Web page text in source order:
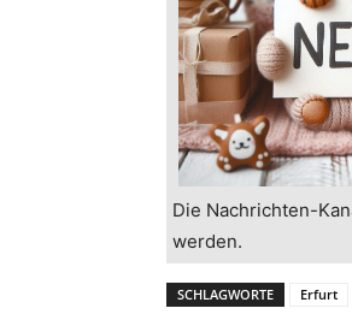
Die Nachrichten-
werden.
SCHLAGWORTE Erfurt